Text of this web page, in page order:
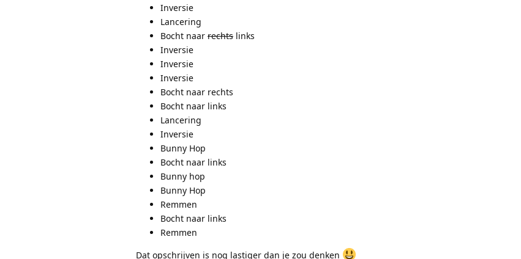
Inversie
Lancering
Bocht naar rechts links
Inversie
Inversie
Inversie
Bocht naar rechts
Bocht naar links
Lancering
Inversie
Bunny Hop
Bocht naar links
Bunny hop
Bunny Hop
Remmen
Bocht naar links
Remmen
Dat opschrijven is nog lastiger dan je zou denken